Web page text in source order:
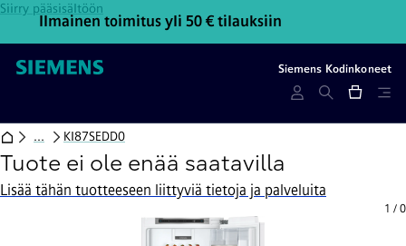
Siirry pääsisältöön
Ilmainen toimitus yli 50 € tilauksiin
Siemens Kodinkoneet
... KI87SEDD0
Tuote ei ole enää saatavilla
Lisää tähän tuotteeseen liittyviä tietoja ja palveluita
1 / 0